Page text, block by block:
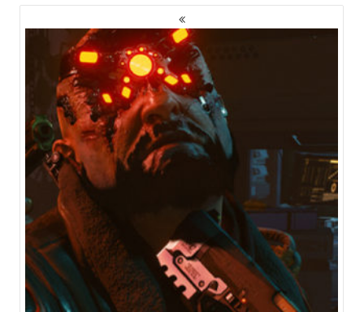
NAWIGACJA
PO
WPISACH